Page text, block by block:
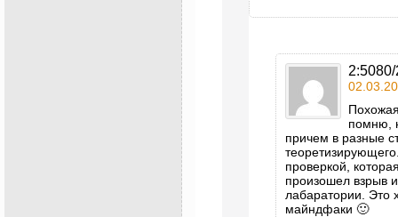
помню,
причем в разные
проверкой,
произошел взрыв
лабаратории. Это
майндфаки 🙂